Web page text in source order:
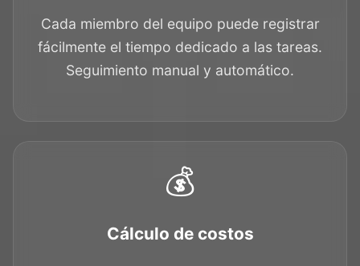
Cada miembro del equipo puede registrar
fácilmente el tiempo dedicado a las tareas.
Seguimiento manual y automático.
💰
Cálculo de costos